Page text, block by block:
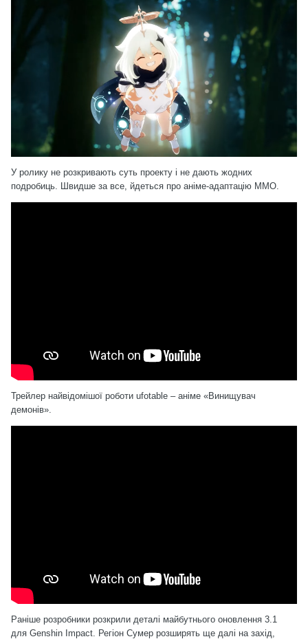
У ролику не розкривають суть проекту і не дають жодних
подробиць. Швидше за все, йдеться про аніме-адаптацію ММО.
Трейлер найвідомішої роботи ufotable – аніме «Винищувач
демонів».
Раніше розробники розкрили деталі майбутнього оновлення 3.1
для Genshin Impact. Регіон Сумер розширять ще далі на захід,